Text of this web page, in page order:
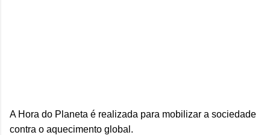
A Hora do Planeta é realizada para mobilizar a sociedade
contra o aquecimento global.